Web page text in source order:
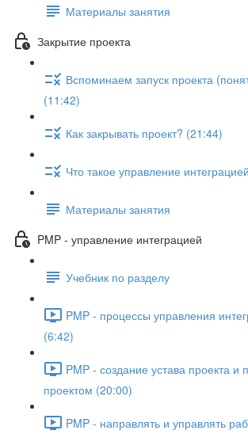
Материалы занятия
Закрытие проекта
Вспоминаем запуск проекта
(11:42)
Как закрывать проект? (21:44)
Что такое управление
Материалы занятия
PMP - управление интеграцией
Учебник по разделу
PMP - процессы управления
(6:42)
PMP - создание устава проекта и
проектом (20:00)
PMP - направлять и управлять